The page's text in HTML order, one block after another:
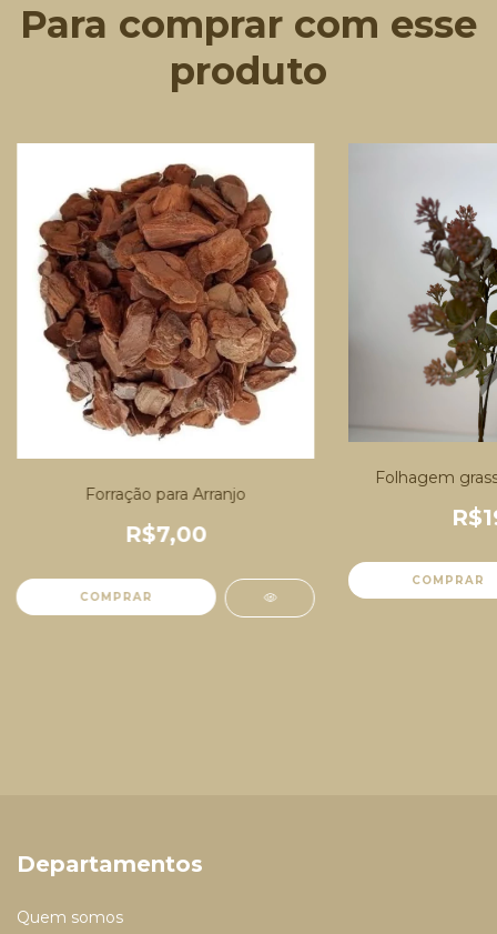
Para comprar com esse
produto
Forração para Arranjo
R$7,00
COMPRAR
Folhagem
Departamentos
Quem somos